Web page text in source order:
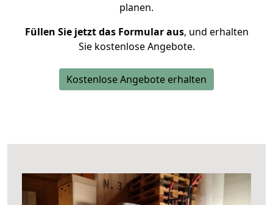
planen.
Füllen Sie jetzt das Formular aus, und erhalten
Sie kostenlose Angebote.
Kostenlose Angebote erhalten